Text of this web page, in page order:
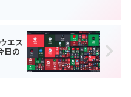
エス
日の